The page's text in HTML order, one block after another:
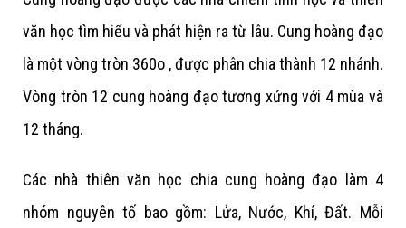
văn học tìm hiểu và phát hiện ra từ lâu. Cung hoàng đạo
là một vòng tròn 360o , được phân chia thành 12 nhánh.
Vòng tròn 12 cung hoàng đạo tương xứng với 4 mùa và
12 tháng.
Các nhà thiên văn học chia cung hoàng đạo làm 4
nhóm nguyên tố bao gồm: Lửa, Nước, Khí, Đất. Mỗi